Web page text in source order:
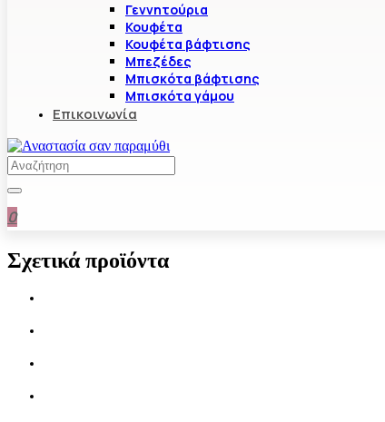
Γεννητούρια
Κουφέτα
Κουφέτα βάφτισης
Μπεζέδες
Μπισκότα βάφτισης
Μπισκότα γάμου
Επικοινωνία
0
Σχετικά προϊόντα